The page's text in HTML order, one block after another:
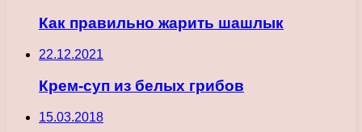
Как правильно жарить шашлык
22.12.2021
Крем-суп из белых грибов
15.03.2018